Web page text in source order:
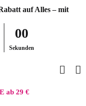
auf Alles – mit
00
Sekunden
ab 29 €